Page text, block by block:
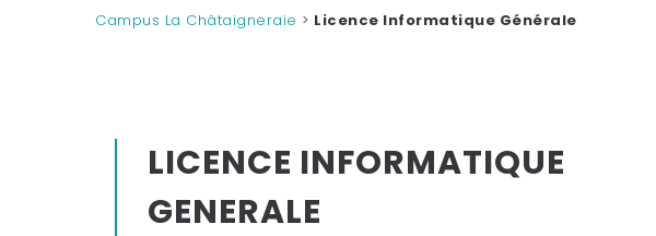
Campus La Châtaigneraie > Licence Informatique Générale
LICENCE INFORMATIQUE
GENERALE